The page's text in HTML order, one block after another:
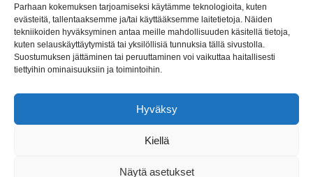
Parhaan kokemuksen tarjoamiseksi käytämme teknologioita, kuten
evästeitä, tallentaaksemme ja/tai käyttääksemme laitetietoja. Näiden
tekniikoiden hyväksyminen antaa meille mahdollisuuden käsitellä tietoja,
kuten selauskäyttäytymistä tai yksilöllisiä tunnuksia tällä sivustolla.
Suostumuksen jättäminen tai peruuttaminen voi vaikuttaa haitallisesti
tiettyihin ominaisuuksiin ja toimintoihin.
Hyväksy
Kiellä
Näytä asetukset
perheyritys yli 35 vuotta.
© 2026 Consult Lady